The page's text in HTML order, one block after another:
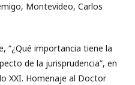
Montevideo, Carlos
“¿Qué importancia tiene la
de la jurisprudencia”, en
XXI. Homenaje al Doctor